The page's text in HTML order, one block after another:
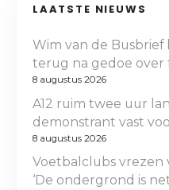
LAATSTE NIEUWS
Wim van de
terug na gedoe over
8 augustus 2026
A12 ruim twee uur
demonstrant vast
8 augustus 2026
Voetbalclubs vrezen
‘De ondergrond is